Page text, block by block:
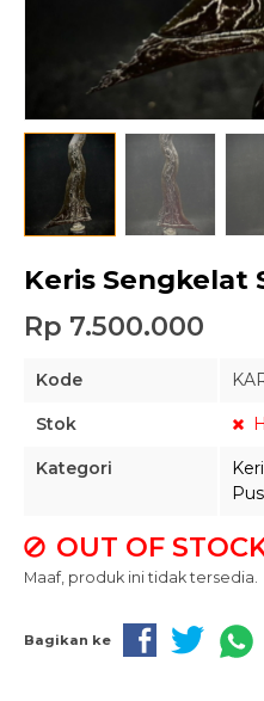
Keris Sengkelat
Rp 7.500.000
Kode
Stok
Kategori
OUT OF
Maaf, produk ini tidak tersedia.
Bagikan ke